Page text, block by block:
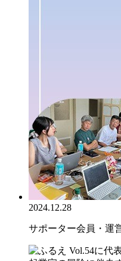
2024.12.28
サポーター会員・運